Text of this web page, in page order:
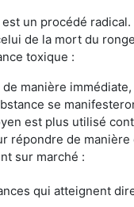
est un procédé
de la mort du
toxique :
manière
se
est plus utilisé
répondre de
sur marché :
qui atteignent